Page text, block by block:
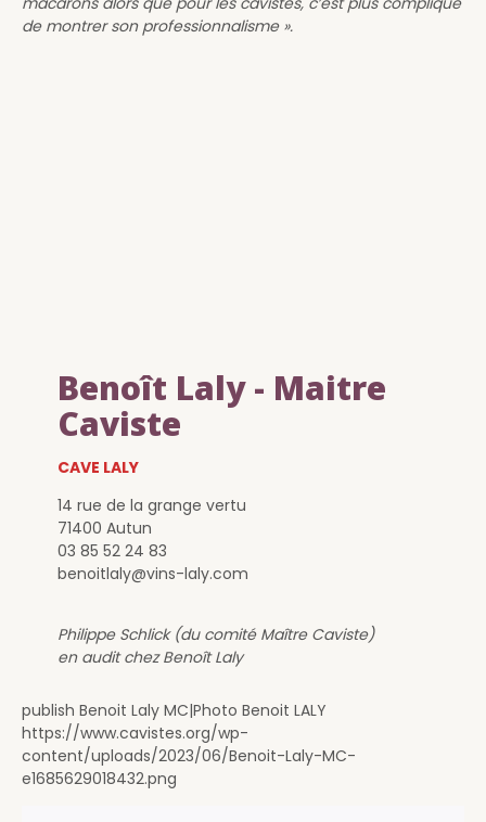
de montrer son professionnalisme ».
Benoît Laly - Maitre
Caviste
CAVE LALY
14 rue de la grange vertu
71400 Autun
03 85 52 24 83
benoitlaly@vins-laly.com
Philippe Schlick (du comité Maître Caviste)
en audit chez Benoît Laly
publish Benoit Laly MC|Photo Benoit LALY
https://www.cavistes.org/wp-
content/uploads/2023/06/Benoit-Laly-MC-
e1685629018432.png